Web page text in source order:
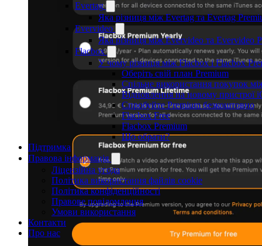
Evertag
Яка різниця між Evertag та Evertag
Evervideo
Яка різниця між Evervideo та Evervideo
Flacbox
У чому різниця між Flacbox і Flacbox
Оберіть свій план Premium
Спільне використання покупок
Відновлення на новому пристрої
Спробуйте Premium безкоштовно
Flacbox Free
Flacbox Premium
Що обрати?
Підтримка
Правова інформація
Ліцензійна угода
Політика використання файлів cookie
Політика конфіденційності
Правове повідомлення
Умови використання
Контакти
Про нас